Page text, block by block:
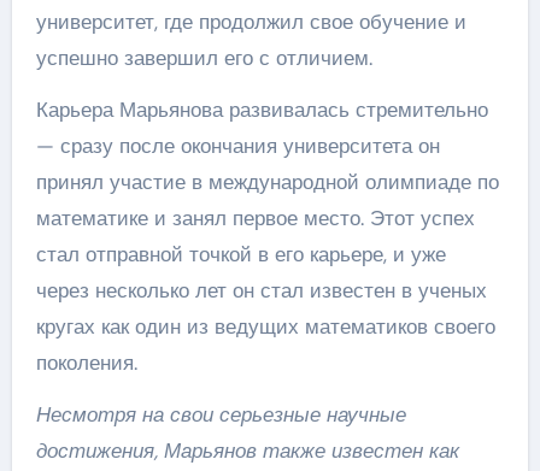
университет, где продолжил свое обучение и
успешно завершил его с отличием.
Карьера Марьянова развивалась стремительно
— сразу после окончания университета он
принял участие в международной олимпиаде по
математике и занял первое место. Этот успех
стал отправной точкой в его карьере, и уже
через несколько лет он стал известен в ученых
кругах как один из ведущих математиков своего
поколения.
Несмотря на свои серьезные научные
достижения, Марьянов также известен как